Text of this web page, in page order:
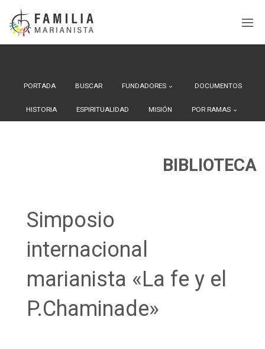
Saltar
contenido
PORTADA BUSCAR FUNDADORES DOCUMENTOS
HISTORIA ESPIRITUALIDAD MISIÓN POR RAMAS
BIBLIOTECA
Simposio
internacional
marianista «La fe y el
P.Chaminade»